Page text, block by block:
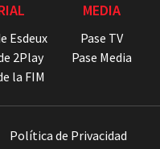
Esdeux
2Play
la FIM
MEDIA
Pase TV
Pase Media
Política de Privacidad